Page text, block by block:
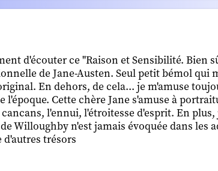
d'écouter ce "Raison et Sensibilité. Bien
de Jane-Austen. Seul petit bémol qui
En dehors, de cela... je m'amuse
Cette chère Jane s'amuse à
l'ennui, l'étroitesse d'esprit. En
Willoughby n'est jamais évoquée dans les
d'autres trésors